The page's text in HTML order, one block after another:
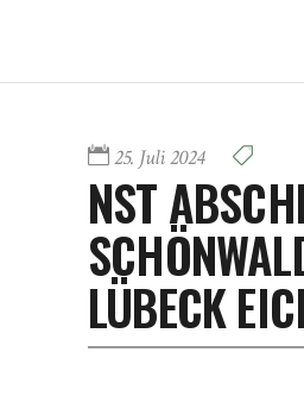
25. Juli 2024
NST
LÜBECK